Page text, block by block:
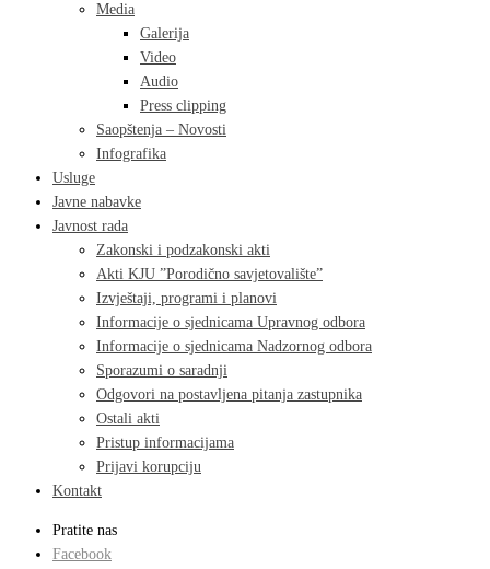
Media
Galerija
Video
Audio
Press clipping
Saopštenja – Novosti
Infografika
Usluge
Javne nabavke
Javnost rada
Zakonski i podzakonski akti
Akti KJU ”Porodično savjetovalište”
Izvještaji, programi i planovi
Informacije o sjednicama Upravnog odbora
Informacije o sjednicama Nadzornog odbora
Sporazumi o saradnji
Odgovori na postavljena pitanja zastupnika
Ostali akti
Pristup informacijama
Prijavi korupciju
Kontakt
Pratite nas
Facebook